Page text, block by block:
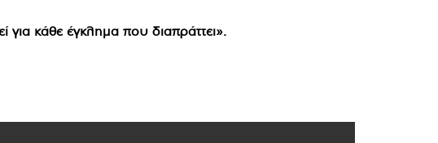
για κάθε έγκλημα που διαπράττει».